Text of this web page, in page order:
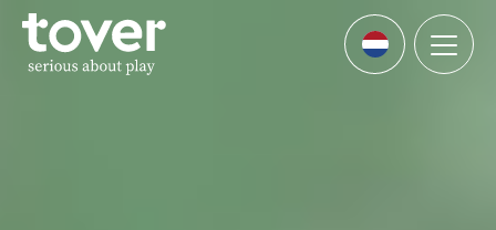
Ga naar hoofdinhoud
Languages
Menu